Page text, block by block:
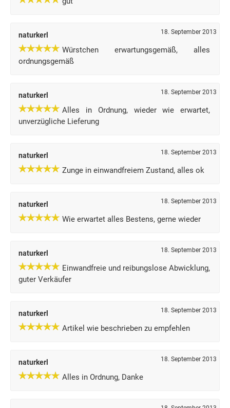
naturkerl 18. September 2013
Würstchen erwartungsgemäß, alles
ordnungsgemäß
naturkerl 18. September 2013
Alles in Ordnung, wieder wie erwartet,
unverzügliche Lieferung
naturkerl 18. September 2013
Zunge in einwandfreiem Zustand, alles ok
naturkerl 18. September 2013
Wie erwartet alles Bestens, gerne wieder
naturkerl 18. September 2013
Einwandfreie und reibungslose Abwicklung,
guter Verkäufer
naturkerl 18. September 2013
Artikel wie beschrieben zu empfehlen
naturkerl 18. September 2013
Alles in Ordnung, Danke